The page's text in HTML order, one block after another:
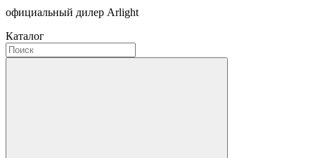
официальный дилер Arlight
Каталог